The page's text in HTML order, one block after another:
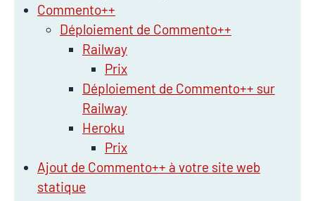
Commento++
Déploiement de Commento++
Railway
Prix
Déploiement de Commento++ sur
Railway
Heroku
Prix
Ajout de Commento++ à votre site web
statique